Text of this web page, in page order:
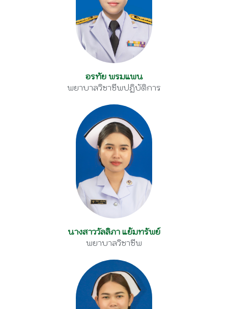
อรทัย พรมแพน
พยาบาลวิชาชีพปฏิบัติการ
นางสาววัลลิภา แย้มทรัพย์
พยาบาลวิชาชีพ